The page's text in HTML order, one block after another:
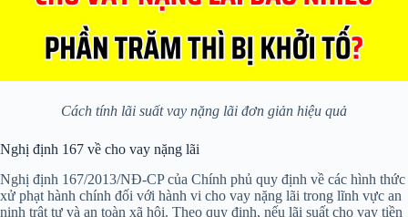
Cách tính lãi suất vay nặng lãi đơn giản hiệu quả
Nghị định 167 về cho vay nặng lãi
Nghị định 167/2013/NĐ-CP của Chính phủ quy định về các hình thức
xử phạt hành chính đối với hành vi cho vay nặng lãi trong lĩnh vực an
ninh trật tự và an toàn xã hội. Theo quy định, nếu lãi suất cho vay tiền